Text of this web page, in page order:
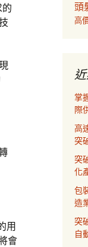
用
會
頭
高
掌
際
高
突
突
化
包
造
突
自